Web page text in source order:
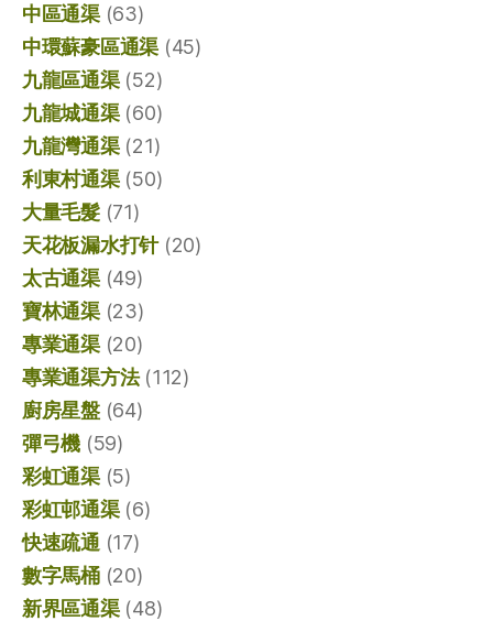
中區通渠(63)
中環蘇豪區通渠 (45)
九龍區通渠(52)
九龍城通渠(60)
九龍灣通渠(21)
利東村通渠(50)
大量毛髮(71)
天花板漏水打针(20)
太古通渠(49)
寶林通渠(23)
專業通渠(20)
專業通渠方法(112)
廚房星盤(64)
彈弓機 (59)
彩虹通渠(5)
彩虹邨通渠(6)
快速疏通 (17)
數字馬桶(20)
新界區通渠(48)